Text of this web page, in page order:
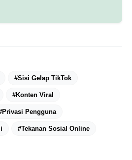
#Sisi Gelap TikTok
#Konten Viral
Pengguna
#Tekanan Sosial Online